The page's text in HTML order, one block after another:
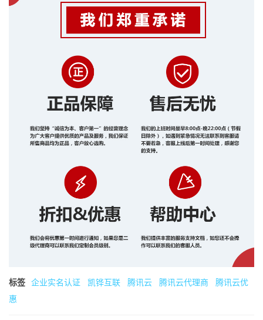
标签 企业实名认证 凯铧互联 腾讯云 腾讯云代理商
腾讯云优
惠